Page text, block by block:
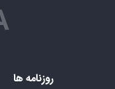
روزنامه ها